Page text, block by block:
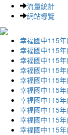
流量統計
網站導覽
幸福國中115
幸福國中115
幸福國中115
幸福國中115
幸福國中115
幸福國中115
幸福國中115
幸福國中115
幸福國中115
幸福國中115